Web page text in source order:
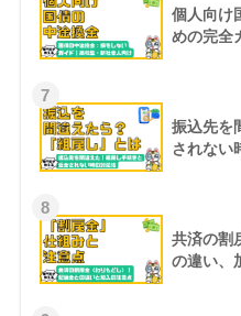
個人向け
めの完全
7
振込先を
されない
8
共済の割
の違い、